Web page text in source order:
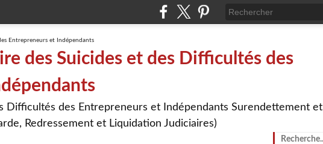
des Suicides et des Difficultés des
Difficultés des Entrepreneurs et Indépendants Surendettement et
Redressement et Liquidation Judiciaires)